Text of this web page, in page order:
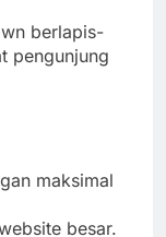
berlapis-
pengunjung
maksimal
besar.